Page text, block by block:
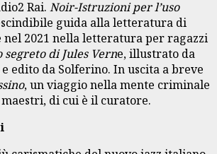
Rai. Noir-Istruzioni per l’uso
guida alla letteratura di
nel 2021 nella letteratura per ragazzi
di Jules Verne, illustrato da
edito da Solferino. In uscita a breve
, un viaggio nella mente criminale
di cui è il curatore.